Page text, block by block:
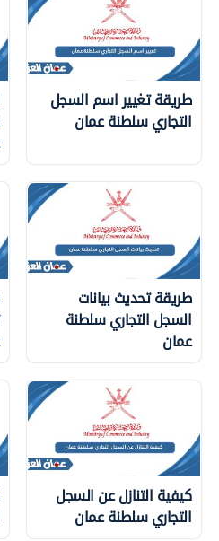
طريقة تغيير اسم السجل
التجاري سلطنة عمان
طريقة تحديث بيانات
السجل التجاري سلطنة
عمان
كيفية التنازل عن السجل
التجاري سلطنة عمان